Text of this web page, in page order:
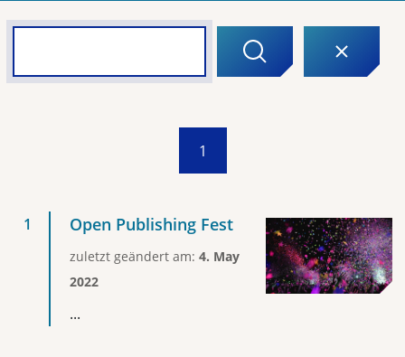
1
Open Publishing Fest
zuletzt geändert am: 4. May
2022
...